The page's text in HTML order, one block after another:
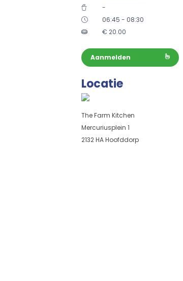
-
06:45 - 08:30
€ 20.00
Aanmelden
Locatie
The Farm Kitchen
Mercuriusplein 1
2132 HA Hoofddorp